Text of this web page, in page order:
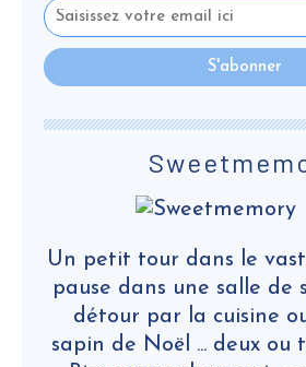
Un petit tour dans le
pause dans une salle de
détour par la cuisine
sapin de Noël ... deux ou